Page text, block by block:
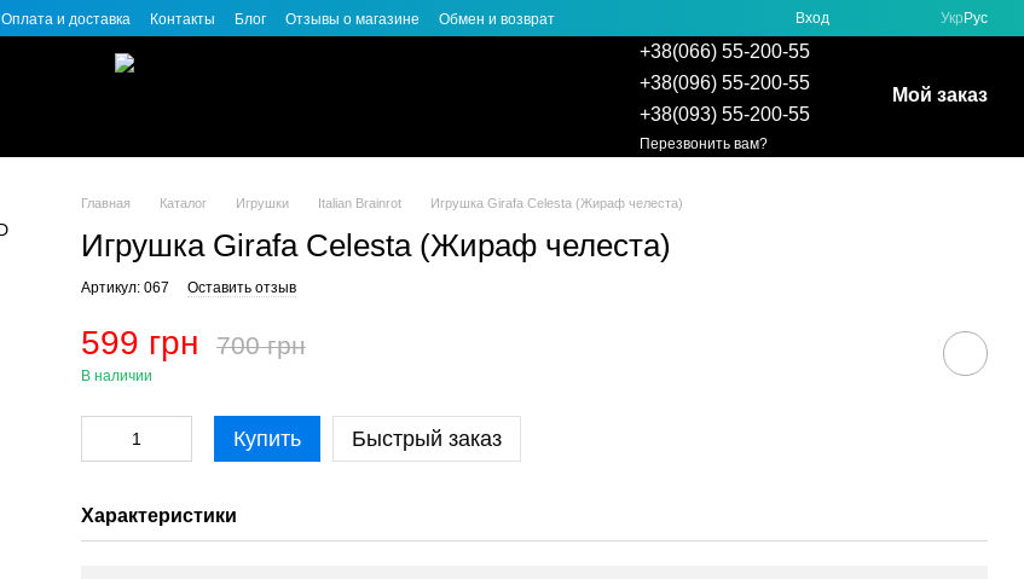
Оплата и доставка Контакты Блог Отзывы о магазине Обмен и возврат Вход Укр Рус
+38(066) 55-200-55
+38(096) 55-200-55
+38(093) 55-200-55
Перезвонить вам?
Мой заказ
Главная Каталог Игрушки Italian Brainrot Игрушка Girafa Celesta (Жираф челеста)
Игрушка Girafa Celesta (Жираф челеста)
Артикул: 067 Оставить отзыв
599 грн 700 грн
В наличии
Купить Быстрый заказ
Характеристики